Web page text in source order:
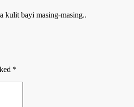
kulit bayi masing-masing..
*